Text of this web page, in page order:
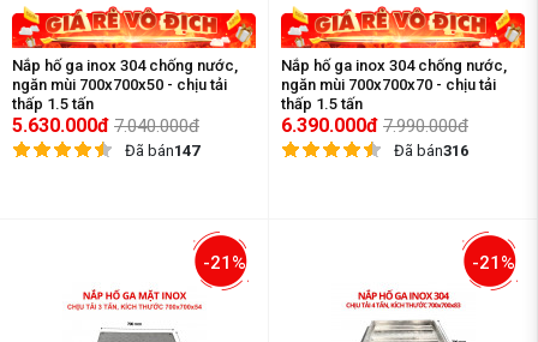
Nắp hố ga inox 304 chống nước,
ngăn mùi 700x700x50 - chịu tải
thấp 1.5 tấn
5.630.000đ 7.040.000đ
Đã bán147
Nắp hố ga inox 304 chống nước,
ngăn mùi 700x700x70 - chịu tải
thấp 1.5 tấn
6.390.000đ 7.990.000đ
Đã bán316
-21% -21%